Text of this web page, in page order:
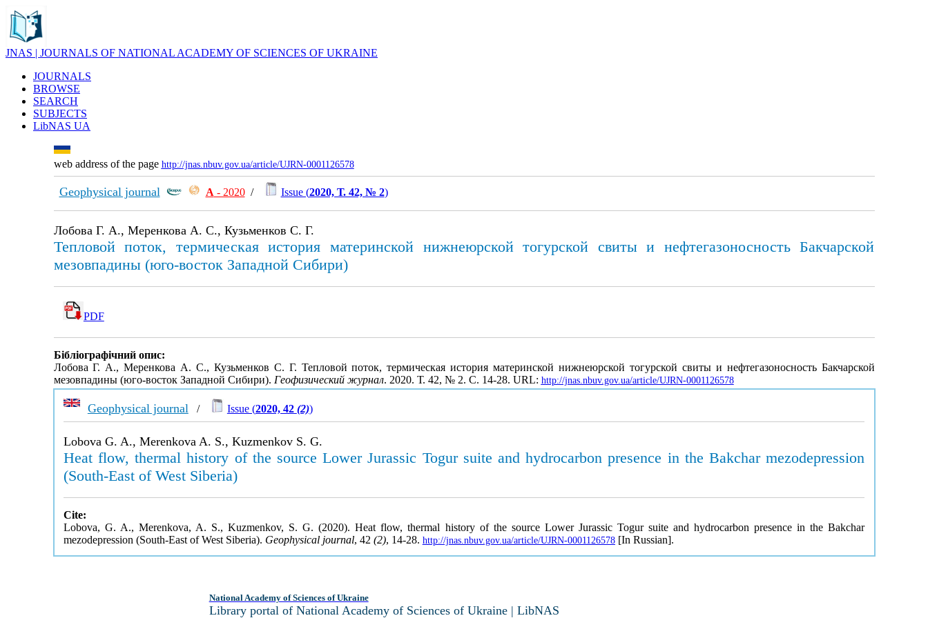
JNAS | JOURNALS OF NATIONAL ACADEMY OF SCIENCES OF UKRAINE
JOURNALS
BROWSE
SEARCH
SUBJECTS
LibNAS UA
web address of the page http://jnas.nbuv.gov.ua/article/UJRN-0001126578
Geophysical journal А - 2020/ Issue (2020, Т. 42, № 2)
Лобова Г. А., Меренкова А. С., Кузьменков С. Г.
Тепловой поток, термическая история материнской нижнеюрской тогурской свиты и нефтегазоносность Бакчарской
мезовпадины (юго-восток Западной Сибири)
PDF
Бібліографічний опис:
Лобова Г. А., Меренкова А. С., Кузьменков С. Г. Тепловой поток, термическая история материнской нижнеюрской тогурской свиты и нефтегазоносность Бакчарской
мезовпадины (юго-восток Западной Сибири). Геофизический журнал. 2020. Т. 42, № 2. С. 14-28. URL: http://jnas.nbuv.gov.ua/article/UJRN-0001126578
Geophysical journal / Issue (2020, 42 (2))
Lobova G. A., Merenkova A. S., Kuzmenkov S. G.
Heat flow, thermal history of the source Lower Jurassic Togur suite and hydrocarbon presence in the Bakchar mezodepression
(South-East of West Siberia)
Cite:
Lobova, G. A., Merenkova, A. S., Kuzmenkov, S. G. (2020). Heat flow, thermal history of the source Lower Jurassic Togur suite and hydrocarbon presence in the Bakchar
mezodepression (South-East of West Siberia). Geophysical journal, 42 (2), 14-28. http://jnas.nbuv.gov.ua/article/UJRN-0001126578[In Russian].
National Academy of Sciences of Ukraine
Library portal of National Academy of Sciences of Ukraine | LibNAS